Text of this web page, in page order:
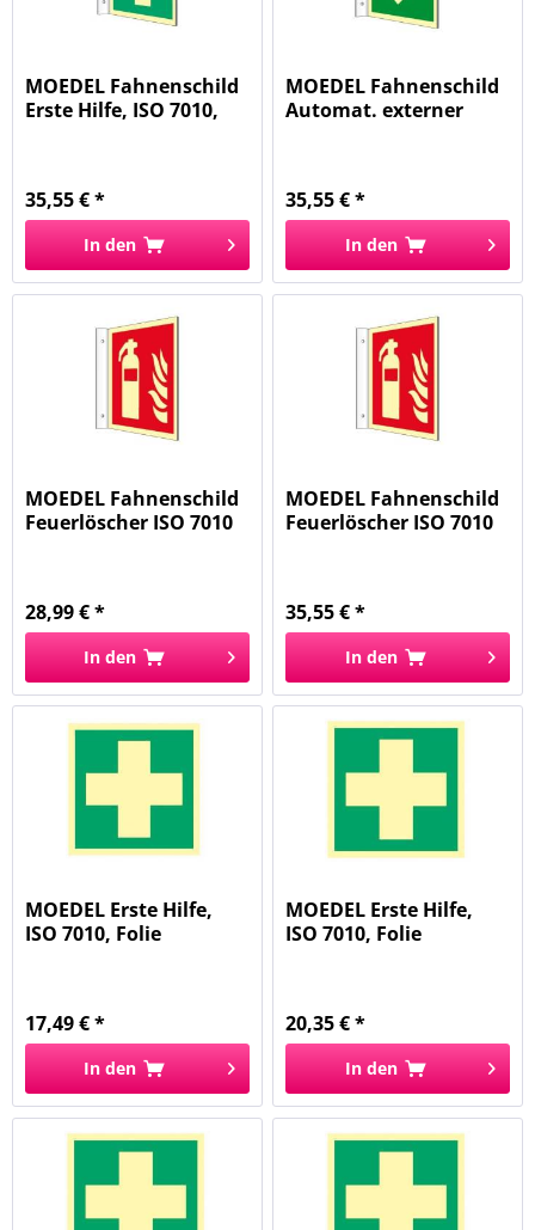
MOEDEL Fahnenschild
Erste Hilfe, ISO 7010,
35,55 € *
In den
MOEDEL Fahnenschild
Automat. externer
35,55 € *
In den
MOEDEL Fahnenschild
Feuerlöscher ISO 7010
28,99 € *
In den
MOEDEL Fahnenschild
Feuerlöscher ISO 7010
35,55 € *
In den
MOEDEL Erste Hilfe,
ISO 7010, Folie
17,49 € *
In den
MOEDEL Erste Hilfe,
ISO 7010, Folie
20,35 € *
In den